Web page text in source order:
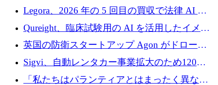
ンを得たロボット ソフトウェアを拡張するた
めに 58 万 5,000 ポンドを調達
Legora、2026 年の 5 回目の買収で法律 AI ス
タートアップ Wexler を買収
Qureight、臨床試験用の AI を活用したイメー
ジング プラットフォームを拡張するためにシ
リーズ B で 2,000 万ドルを確保
英国の防衛スタートアップ Agon がドローン
攻撃に対抗する仮想戦場を構築、3,000 万ドル
を調達
Sigvi、自動レンタカー事業拡大のため120万
ユーロを調達
「私たちはパランティアとはまったく異なる